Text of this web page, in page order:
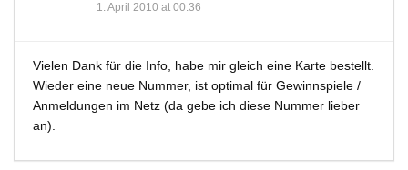
1. April 2010 at 00:36
Vielen Dank für die Info, habe mir gleich eine Karte bestellt.
Wieder eine neue Nummer, ist optimal für Gewinnspiele /
Anmeldungen im Netz (da gebe ich diese Nummer lieber
an).